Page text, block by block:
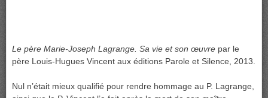
Le père Marie-Joseph Lagrange. Sa vie et son œuvre par le
père Louis-Hugues Vincent aux éditions Parole et Silence, 2013.
Nul n’était mieux qualifié pour rendre hommage au P. Lagrange,